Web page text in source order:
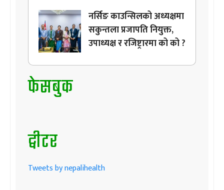
नर्सिङ काउन्सिलको अध्यक्षमा
सकुन्तला प्रजापति नियुक्त,
उपाध्यक्ष र रजिष्ट्रारमा को को ?
फेसबुक
ट्वीटर
Tweets by nepalihealth